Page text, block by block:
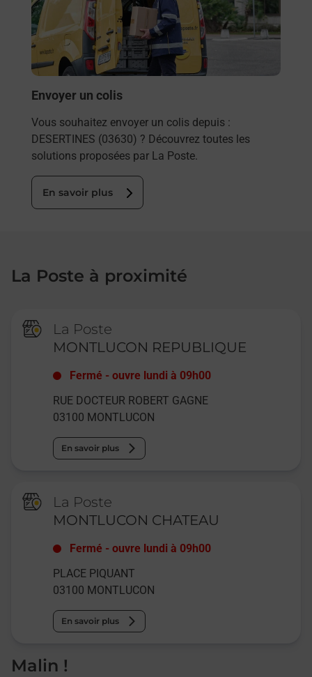
Envoyer un colis
Vous souhaitez envoyer un colis depuis :
DESERTINES (03630) ? Découvrez toutes les
solutions proposées par La Poste.
En savoir plus
La Poste à proximité
La Poste
MONTLUCON REPUBLIQUE
Fermé -ouvre lundi à 09h00
RUE DOCTEUR ROBERT GAGNE
03100 MONTLUCON
En savoir plus
La Poste
MONTLUCON CHATEAU
Fermé -ouvre lundi à 09h00
PLACE PIQUANT
03100 MONTLUCON
En savoir plus
Malin !